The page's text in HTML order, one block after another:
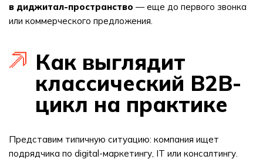
в диджитал-пространство — еще до первого звонка
или коммерческого предложения.
Как выглядит
классический B2B-
цикл на практике
Представим типичную ситуацию: компания ищет
подрядчика по digital-маркетингу, IT или консалтингу.